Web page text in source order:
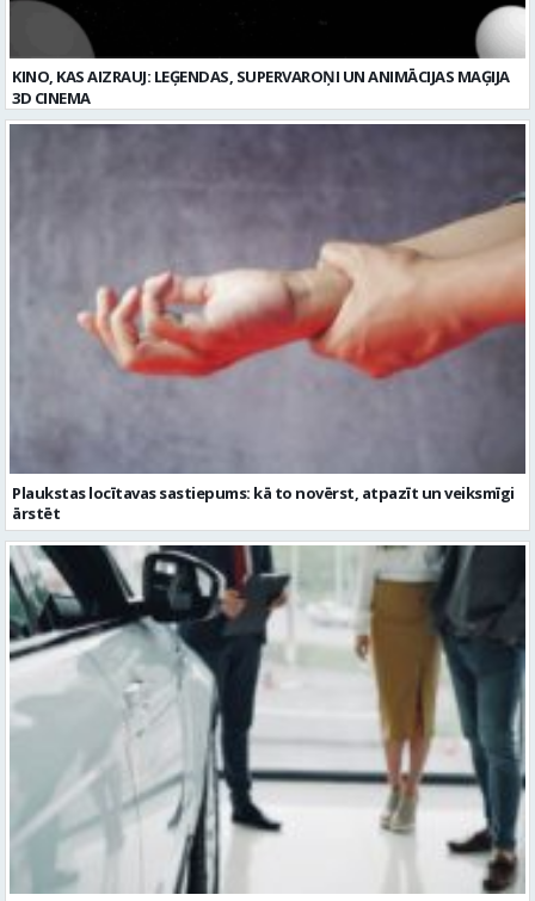
KINO, KAS AIZRAUJ: LEĢENDAS, SUPERVAROŅI UN ANIMĀCIJAS MAĢIJA
3D CINEMA
Plaukstas locītavas sastiepums: kā to novērst, atpazīt un veiksmīgi
ārstēt